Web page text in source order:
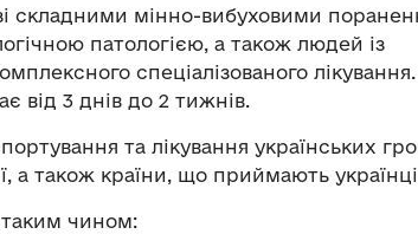
складними мінно-вибуховими
патологією, а також людей із
спеціалізованого лікування.
від 3 днів до 2 тижнів.
та лікування українських
а також країни, що приймають
таким чином: